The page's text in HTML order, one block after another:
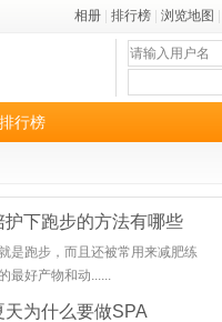
相册 排行榜 浏览地图
行榜
下跑步的方法有哪些
是跑步，而且还被常用来减肥练
最好产物和动......
为什么要做SPA